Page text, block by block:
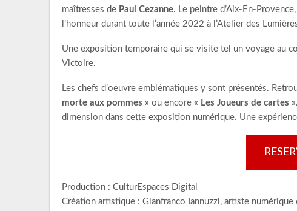
maîtresses de Paul Cezanne. Le peintre d’Aix-En-
l’honneur durant toute l’année 2022 à l’Atelier des
Une exposition temporaire qui se visite tel un voyage au
Victoire.
Les chefs d’oeuvre emblématiques y sont présentés.
morte aux pommes » ou encore « Les Joueurs de cartes »
dimension dans cette exposition numérique. Une
Production : CulturEspaces Digital
Création artistique : Gianfranco Iannuzzi, artiste